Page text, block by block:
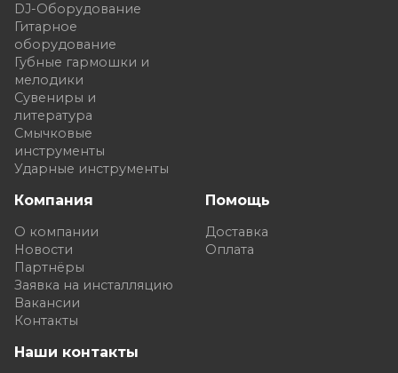
DJ-Оборудование
Гитарное
оборудование
Губные гармошки и
мелодики
Сувениры и
литература
Смычковые
инструменты
Ударные инструменты
Компания
О компании
Новости
Партнёры
Заявка на инсталляцию
Вакансии
Контакты
Помощь
Доставка
Оплата
Наши контакты